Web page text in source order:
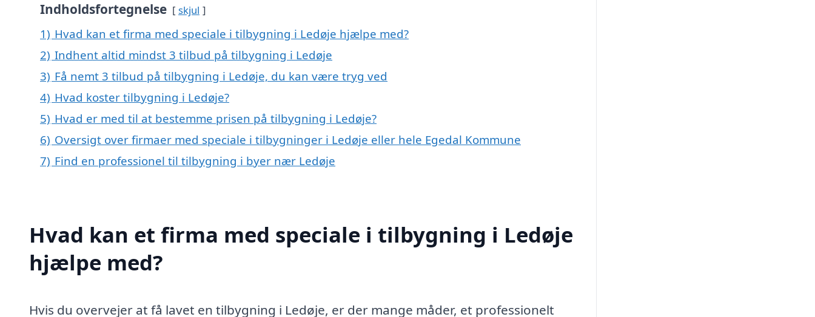
Indholdsfortegnelse skjul
1) Hvad kan et firma med speciale i tilbygning i Ledøje hjælpe med?
2) Indhent altid mindst 3 tilbud på tilbygning i Ledøje
3) Få nemt 3 tilbud på tilbygning i Ledøje, du kan være tryg ved
4) Hvad koster tilbygning i Ledøje?
5) Hvad er med til at bestemme prisen på tilbygning i Ledøje?
6) Oversigt over firmaer med speciale i tilbygninger i Ledøje eller hele Egedal Kommune
7) Find en professionel til tilbygning i byer nær Ledøje
Hvad kan et firma med speciale i tilbygning i Ledøje
hjælpe med?
Hvis du overvejer at få lavet en tilbygning i Ledøje, er der mange måder, et professionelt